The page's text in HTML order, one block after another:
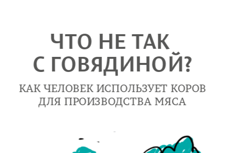
ЧТО НЕ ТАК
С ГОВЯДИНОЙ?
КАК ЧЕЛОВЕК ИСПОЛЬЗУЕТ КОРОВ
ДЛЯ ПРОИЗВОДСТВА МЯСА